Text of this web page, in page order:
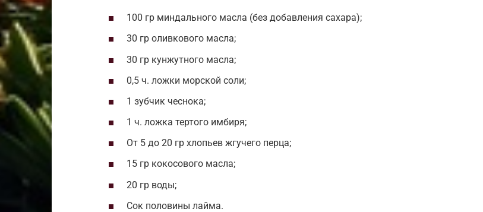
100 гр миндального масла (без добавления сахара);
30 гр оливкового масла;
30 гр кунжутного масла;
0,5 ч. ложки морской соли;
1 зубчик чеснока;
1 ч. ложка тертого имбиря;
От 5 до 20 гр хлопьев жгучего перца;
15 гр кокосового масла;
20 гр воды;
Сок половины лайма.